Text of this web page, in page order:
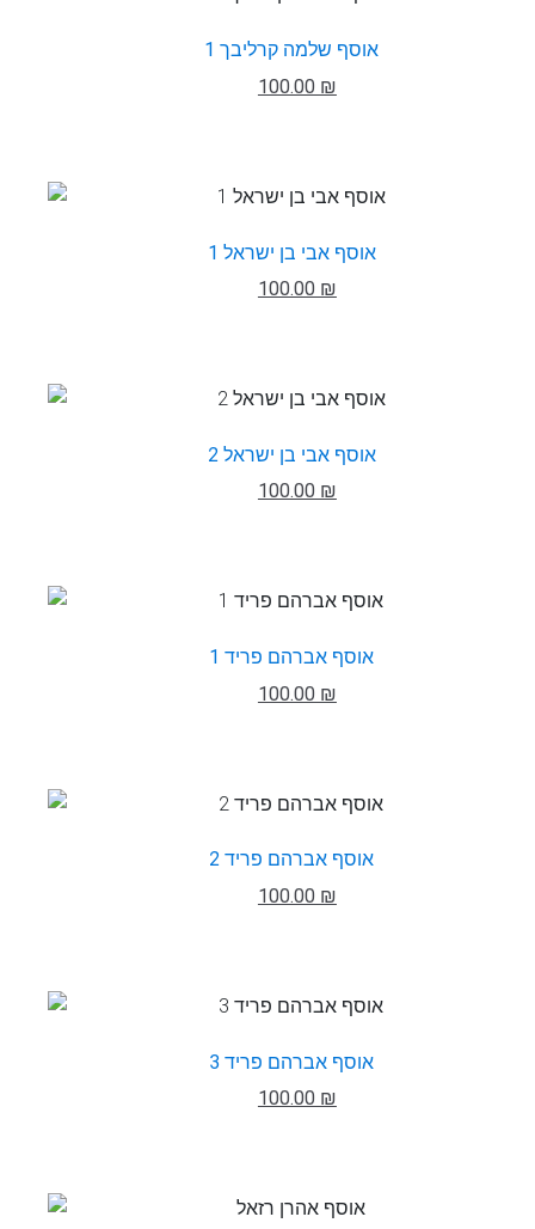
אוסף שלמה קרליבך 1
100.00 ₪
אוסף אבי בן ישראל 1
100.00 ₪
אוסף אבי בן ישראל 2
100.00 ₪
אוסף אברהם פריד 1
100.00 ₪
אוסף אברהם פריד 2
100.00 ₪
אוסף אברהם פריד 3
100.00 ₪